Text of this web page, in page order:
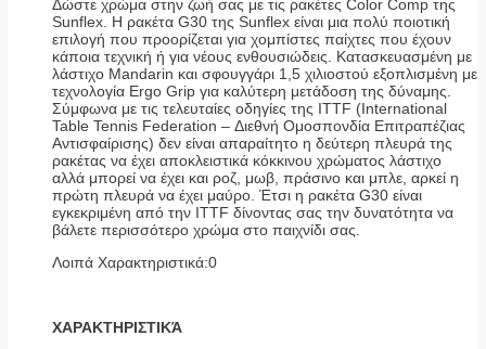
Δώστε χρώμα στην ζωή σας με τις ρακέτες Color Comp της
Sunflex. Η ρακέτα G30 της Sunflex είναι μια πολύ ποιοτική
επιλογή που προορίζεται για χομπίστες παίχτες που έχουν
κάποια τεχνική ή για νέους ενθουσιώδεις. Κατασκευασμένη με
λάστιχο Mandarin και σφουγγάρι 1,5 χιλιοστού εξοπλισμένη με
τεχνολογία Ergo Grip για καλύτερη μετάδοση της δύναμης.
Σύμφωνα με τις τελευταίες οδηγίες της ITTF (International
Table Tennis Federation – Διεθνή Ομοσπονδία Επιτραπέζιας
Αντισφαίρισης) δεν είναι απαραίτητο η δεύτερη πλευρά της
ρακέτας να έχει αποκλειστικά κόκκινου χρώματος λάστιχο
αλλά μπορεί να έχει και ροζ, μωβ, πράσινο και μπλε, αρκεί η
πρώτη πλευρά να έχει μαύρο. Έτσι η ρακέτα G30 είναι
εγκεκριμένη από την ITTF δίνοντας σας την δυνατότητα να
βάλετε περισσότερο χρώμα στο παιχνίδι σας.
Λοιπά Χαρακτηριστικά:0
ΧΑΡΑΚΤΗΡΙΣΤΙΚΆ